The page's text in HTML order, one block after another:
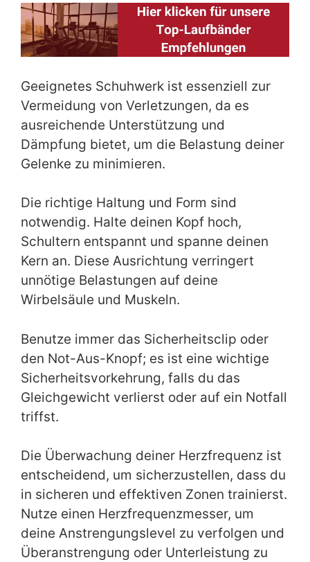
Geeignetes Schuhwerk ist essenziell zur
Vermeidung von Verletzungen, da es
ausreichende Unterstützung und
Dämpfung bietet, um die Belastung deiner
Gelenke zu minimieren.
Die richtige Haltung und Form sind
notwendig. Halte deinen Kopf hoch,
Schultern entspannt und spanne deinen
Kern an. Diese Ausrichtung verringert
unnötige Belastungen auf deine
Wirbelsäule und Muskeln.
Benutze immer das Sicherheitsclip oder
den Not-Aus-Knopf; es ist eine wichtige
Sicherheitsvorkehrung, falls du das
Gleichgewicht verlierst oder auf ein Notfall
triffst.
Die Überwachung deiner Herzfrequenz ist
entscheidend, um sicherzustellen, dass du
in sicheren und effektiven Zonen trainierst.
Nutze einen Herzfrequenzmesser, um
deine Anstrengungslevel zu verfolgen und
Überanstrengung oder Unterleistung zu